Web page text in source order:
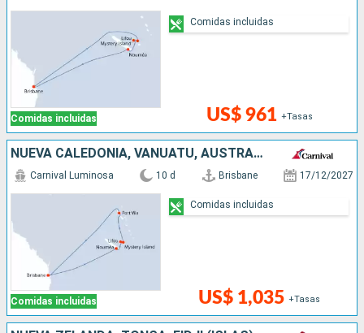
Comidas incluidas US$ 961 +Tasas
Comidas incluidas
NUEVA CALEDONIA, VANUATU, AUSTRALIA
Comidas incluidas
Carnival Luminosa 10 d Brisbane 17/12/2027
US$ 1,035 +Tasas
Comidas incluidas